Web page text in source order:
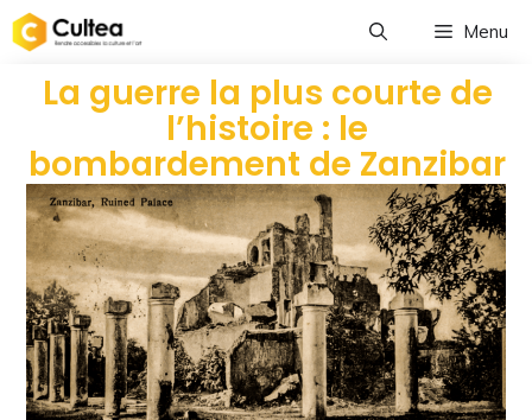
Menu
La guerre la plus courte de
l’histoire : le
bombardement de Zanzibar